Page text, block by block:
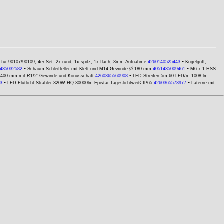
für 90107/90109, 4er Set: 2x rund, 1x spitz, 1x flach, 3mm-Aufnahme 4260140525443- Kugelgriff,
- Schaum Schleifteller mit Klett und M14 Gewinde Ø 180 mm 4051435009461- M6 x 1 HSS
mm mit R1/2' Gewinde und Konusschaft 4260365560908- LED Streifen 5m 60 LED/m 1008 lm
- LED Flutlicht Strahler 320W HQ 30000lm Epistar Tageslichtweiß IP65 4260365573977- Laterne mit